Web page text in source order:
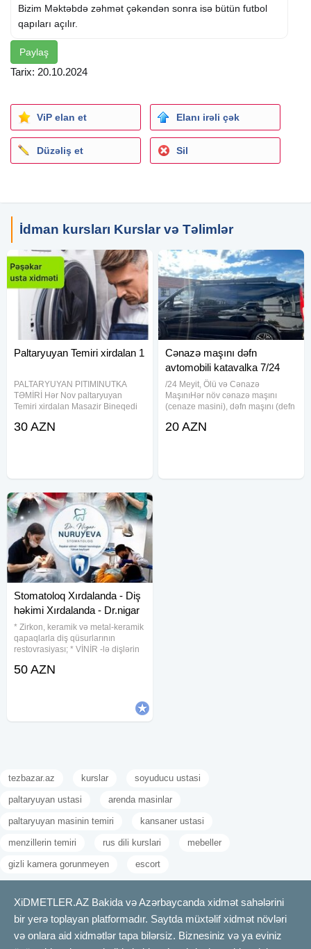
Bizim Məktəbdə zəhmət çəkəndən sonra isə bütün futbol
qapıları açılır.
Paylaş
Tarix: 20.10.2024
ViP elan et Elanı irəli çək
Düzəliş et Sil
İdman kursları Kurslar və Təlimlər
Paltaryuyan Temiri xirdalan 1
PALTARYUYAN PITIMINUTKA
TƏMİRİ Hər Nov paltaryuyan
Temiri xirdalan Masazir Bineqedi
30 AZN
Cənazə maşını dəfn
avtomobili katavalka 7/24
/24 Meyit, Ölü və Cənazə
MaşınıHər növ cənazə maşını
(cenaze masini), dəfn maşını (defn
meyid maşını (meyit masini) və
20 AZN
Stomatoloq Xırdalanda - Diş
həkimi Xırdalanda - Dr.nigar
* Zirkon, keramik və metal-keramik
qapaqlarla diş qüsurlarının
restovrasiyası; * VİNİR -lə dişlərin
əyriliyinin korreksiyası; *
50 AZN
tezbazar.az kurslar soyuducu ustasi
paltaryuyan ustasi arenda masinlar
paltaryuyan masinin temiri kansaner ustasi
menzillerin temiri rus dili kurslari mebeller
gizli kamera gorunmeyen escort
XiDMETLER.AZ Bakida və Azərbaycanda xidmət sahələrini
bir yerə toplayan platformadır. Saytda müxtəlif xidmət növləri
və onlara aid xidmətlər tapa bilərsiz. Biznesiniz və ya eviniz